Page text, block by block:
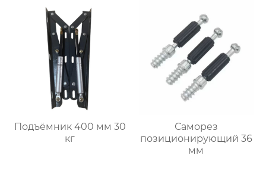
Подъёмник 400 мм 30
кг
Саморез
позиционирующий 36
мм